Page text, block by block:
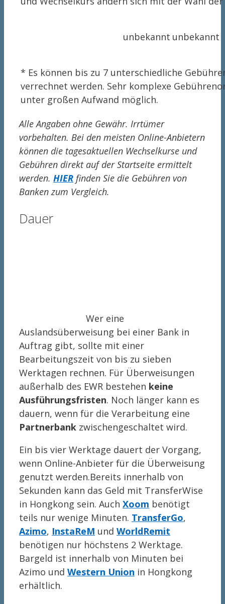
unbekannt unbekannt
* Es können bis zu 7 unterschiedliche
verrechnet werden. Sehr komplexe
unter großen Aufwand möglich.
Alle Angaben ohne Gewähr. Irrtümer
vorbehalten. Bei den meisten Online-Anbietern
können die tagesaktuellen Wechselkurse und
Gebühren direkt auf der Startseite ermittelt
werden. HIER finden Sie die Gebühren von
Banken zum Vergleich.
Dauer
Wer eine
Auslandsüberweisung bei einer Bank in
Auftrag gibt, sollte mit einer
Bearbeitungszeit von bis zu sieben
Werktagen rechnen. Für Überweisungen
außerhalb des EWR bestehen keine
Ausführungsfristen. Noch länger kann es
dauern, wenn für die Verarbeitung eine
Partnerbank zwischengeschaltet wird.
Ein bis vier Werktage dauert der Vorgang,
wenn Online-Anbieter für die Überweisung
genutzt werden.Bereits innerhalb von
Sekunden kann das Geld mit TransferWise
in Hongkong sein. Auch Xoom benötigt
teils nur wenige Minuten. TransferGo,
Azimo, InstaReM und WorldRemit
benötigen nur höchstens 2 Werktage.
Bargeld ist innerhalb von Minuten bei
Azimo und Western Union in Hongkong
erhältlich.